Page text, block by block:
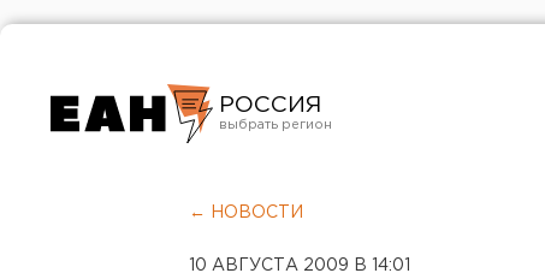
РОССИЯ
Челябинск
← НОВОСТИ
10 АВГУСТА 2009 В 14:01